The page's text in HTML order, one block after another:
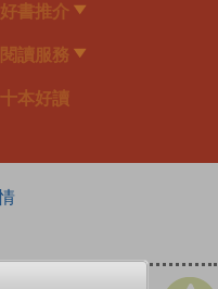
好書推介
閱讀服務
十本好讀